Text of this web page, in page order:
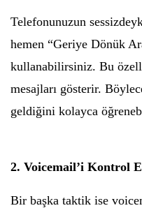
Telefonunuzun
hemen “Geriye Dönük
kullanabilirsiniz. Bu
mesajları gösterir.
geldiğini kolayca
2. Voicemail’i Kontrol
Bir başka taktik ise